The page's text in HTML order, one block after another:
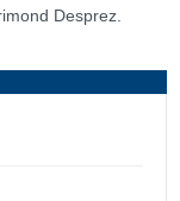
Desprez.